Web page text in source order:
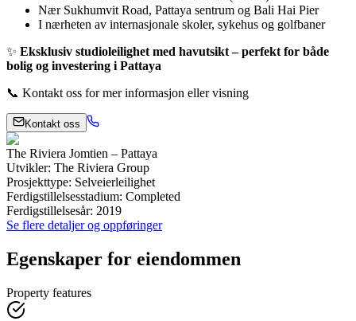
Nær Sukhumvit Road, Pattaya sentrum og Bali Hai Pier
I nærheten av internasjonale skoler, sykehus og golfbaner
✨ Eksklusiv studioleilighet med havutsikt – perfekt for både
bolig og investering i Pattaya
📞 Kontakt oss for mer informasjon eller visning
Kontakt oss
The Riviera Jomtien – Pattaya
Utvikler: The Riviera Group
Prosjekttype: Selveierleilighet
Ferdigstillelsesstadium: Completed
Ferdigstillelsesår: 2019
Se flere detaljer og oppføringer
Egenskaper for eiendommen
Property features